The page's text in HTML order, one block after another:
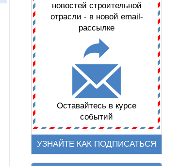
новостей строительной
отрасли - в новой email-
рассылке
Оставайтесь в курсе
событий
УЗНАЙТЕ КАК ПОДПИСАТЬСЯ